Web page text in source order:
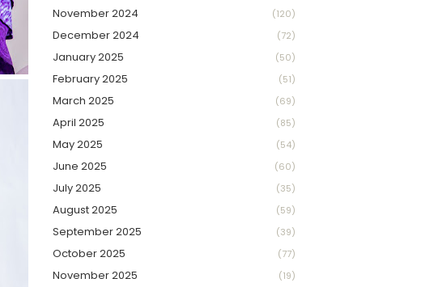
November 2024 (120)
December 2024 (72)
January 2025 (50)
February 2025 (51)
March 2025 (69)
April 2025 (85)
May 2025 (54)
June 2025 (60)
July 2025 (35)
August 2025 (59)
September 2025 (39)
October 2025 (77)
November 2025 (19)